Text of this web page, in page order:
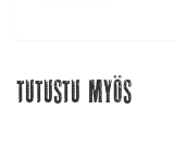
Tutustu myös